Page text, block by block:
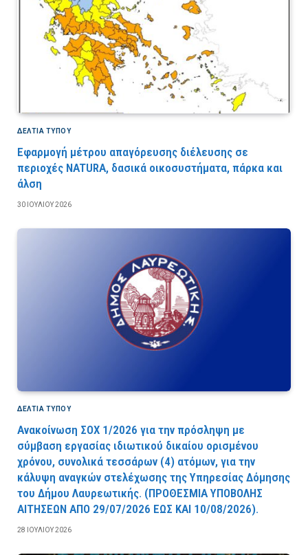
ΔΕΛΤΙΑ ΤΥΠΟΥ
Εφαρμογή μέτρου απαγόρευσης διέλευσης σε
περιοχές NATURA, δασικά οικοσυστήματα, πάρκα και
άλση
30 ΙΟΥΛΊΟΥ 2026
ΔΕΛΤΙΑ ΤΥΠΟΥ
Ανακοίνωση ΣΟΧ 1/2026 για την πρόσληψη με
σύμβαση εργασίας ιδιωτικού δικαίου ορισμένου
χρόνου, συνολικά τεσσάρων (4) ατόμων, για την
κάλυψη αναγκών στελέχωσης της Υπηρεσίας Δόμησης
του Δήμου Λαυρεωτικής. (ΠPOΘEΣMIA YΠOBOΛHΣ
AITHΣEΩN AΠO 29/07/2026 EΩΣ KAI 10/08/2026).
28 ΙΟΥΛΊΟΥ 2026